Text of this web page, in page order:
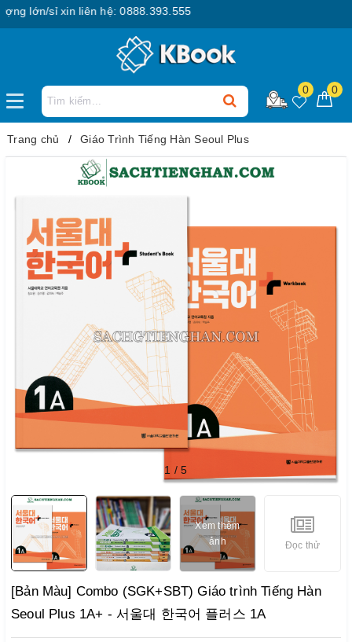
lớn/sỉ xin liên hệ: 0888.393.555
0 0
Trang chủ Giáo Trình Tiếng Hàn Seoul Plus
1 /5
Xem thêm
ảnh
Đọc thử
[Bản Màu] Combo (SGK+SBT) Giáo trình Tiếng Hàn
Seoul Plus 1A+ - 서울대 한국어 플러스 1A